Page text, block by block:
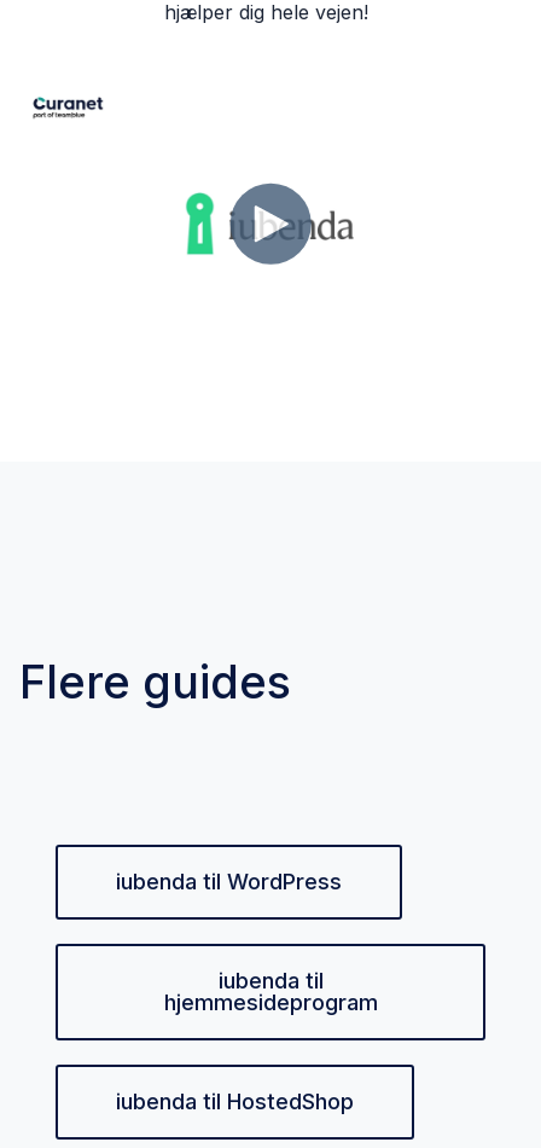
hjælper dig hele vejen!
Flere guides
iubenda til WordPress
iubenda til
hjemmesideprogram
iubenda til HostedShop